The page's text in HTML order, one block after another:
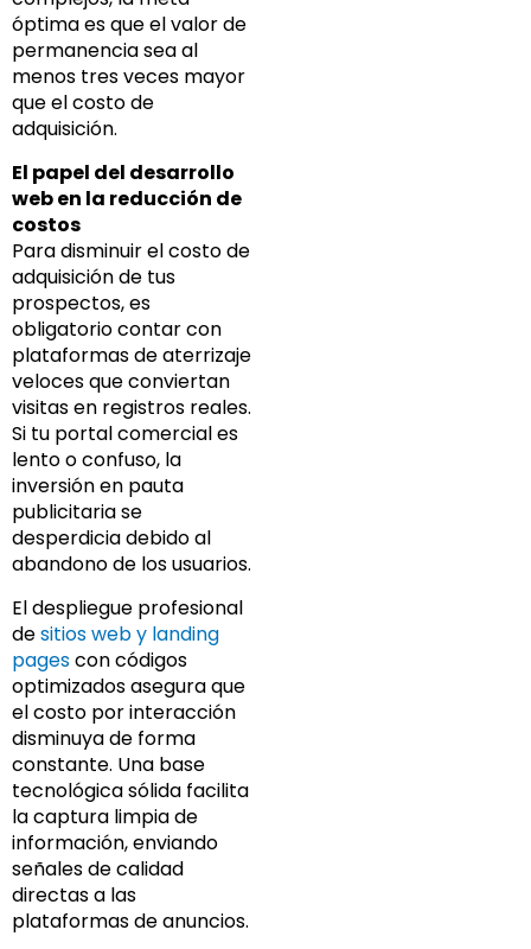
óptima es que el valor de
permanencia sea al
menos tres veces mayor
que el costo de
adquisición.
El papel del desarrollo
web en la reducción de
costos
Para disminuir el costo de
adquisición de tus
prospectos, es
obligatorio contar con
plataformas de aterrizaje
veloces que conviertan
visitas en registros reales.
Si tu portal comercial es
lento o confuso, la
inversión en pauta
publicitaria se
desperdicia debido al
abandono de los usuarios.
El despliegue profesional
desitios web y landing
pagescon códigos
optimizados asegura que
el costo por interacción
disminuya de forma
constante. Una base
tecnológica sólida facilita
la captura limpia de
información, enviando
señales de calidad
directas a las
plataformas de anuncios.